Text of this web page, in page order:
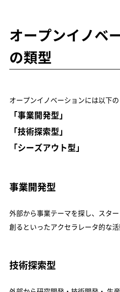
オープンイノベ
の類型
オープンイノベーションには以下の
「事業開発型」
「技術探索型」
「シーズアウト型」
事業開発型
外部から事業テーマを探し、スタ
創るといったアクセラレータ的な活
技術探索型